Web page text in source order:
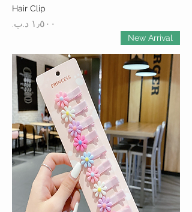
Hair Clip
السعر
New Arrival